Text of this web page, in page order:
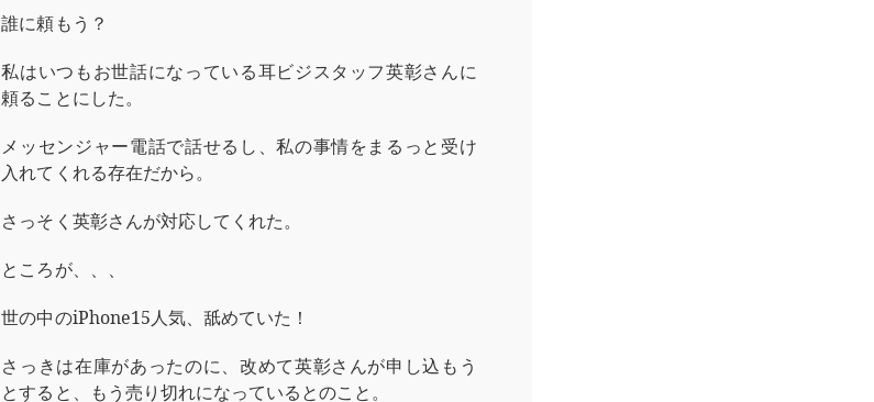
誰に頼もう？
私はいつもお世話になっている耳ビジスタッフ英彰さんに
頼ることにした。
メッセンジャー電話で話せるし、私の事情をまるっと受け
入れてくれる存在だから。
さっそく英彰さんが対応してくれた。
ところが、、、
世の中のiPhone15人気、舐めていた！
さっきは在庫があったのに、改めて英彰さんが申し込もう
とすると、もう売り切れになっているとのこと。